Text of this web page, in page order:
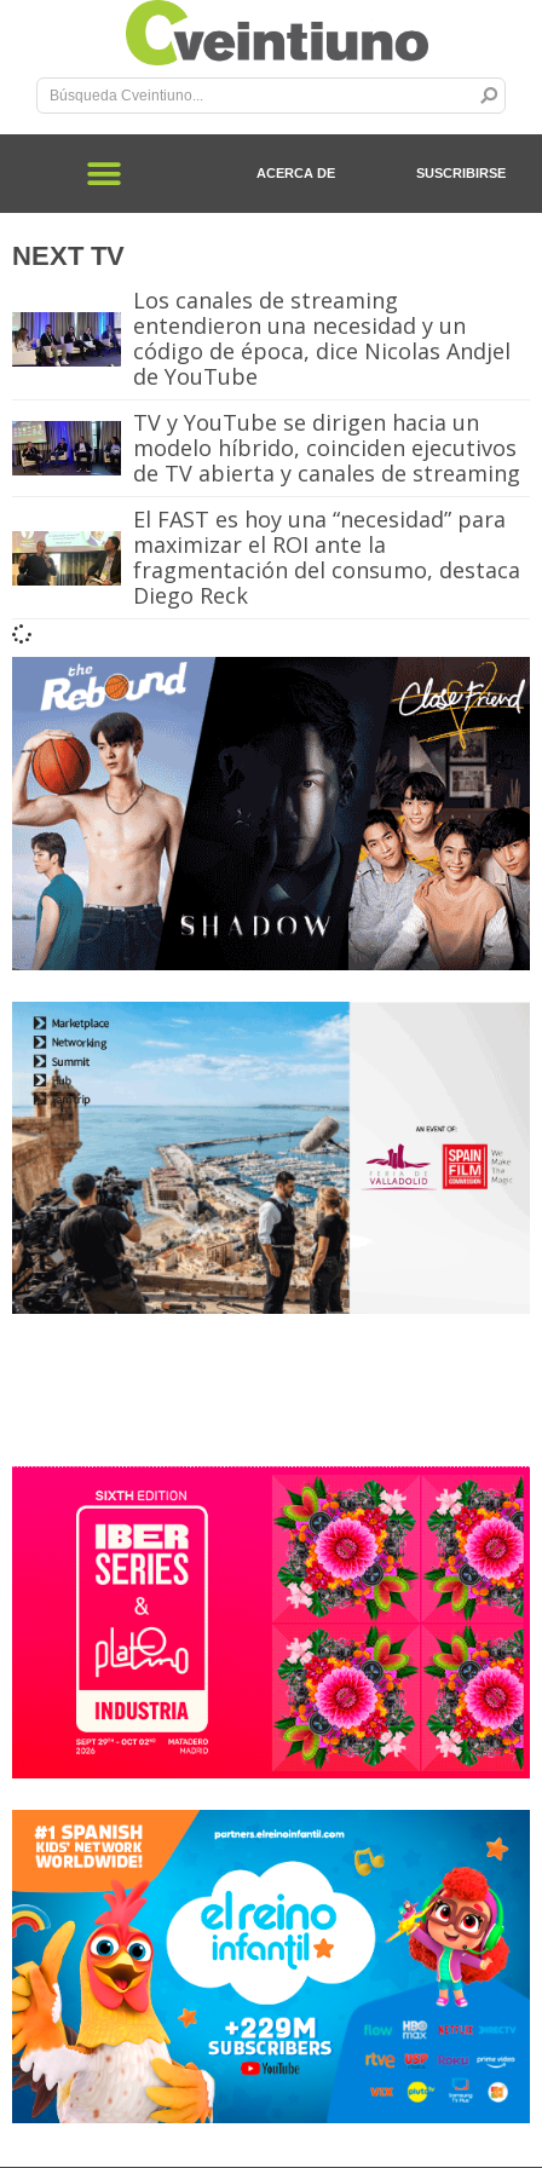
ACERCA DE SUSCRIBIRSE
NEXT TV
Los canales de streaming
entendieron una necesidad y un
código de época, dice Nicolas Andjel
de YouTube
TV y YouTube se dirigen hacia un
modelo híbrido, coinciden ejecutivos
de TV abierta y canales de streaming
El FAST es hoy una “necesidad” para
maximizar el ROI ante la
fragmentación del consumo, destaca
Diego Reck